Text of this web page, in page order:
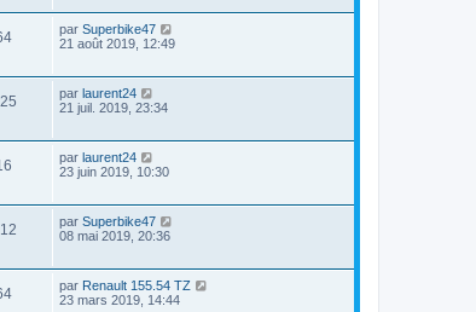
par Superbike47
21 août 2019, 12:49
par laurent24
21 juil. 2019, 23:34
par laurent24
23 juin 2019, 10:30
par Superbike47
08 mai 2019, 20:36
par Renault 155.54 TZ
23 mars 2019, 14:44